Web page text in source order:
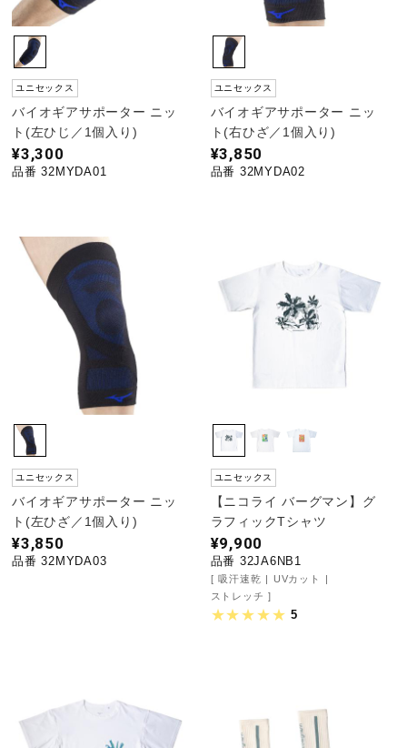
ユニセックス
バイオギアサポーター ニッ
ト(左ひじ／1個入り)
¥3,300
品番 32MYDA01
ユニセックス
バイオギアサポーター ニッ
ト(右ひざ／1個入り)
¥3,850
品番 32MYDA02
ユニセックス
バイオギアサポーター ニッ
ト(左ひざ／1個入り)
¥3,850
品番 32MYDA03
ユニセックス
【ニコライ バーグマン】グ
ラフィックTシャツ
¥9,900
品番 32JA6NB1
吸汗速乾
UVカット
ストレッチ
5